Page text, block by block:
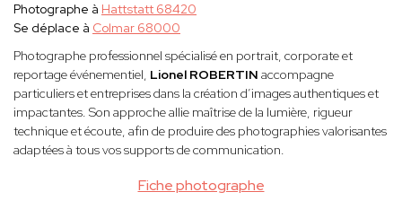
Fiche photographe
Photographe à Hattstatt 68420
Se déplace à Colmar 68000
Photographe professionnel spécialisé en portrait, corporate et
reportage événementiel, Lionel ROBERTIN accompagne
particuliers et entreprises dans la création d’images authentiques et
impactantes. Son approche allie maîtrise de la lumière, rigueur
technique et écoute, afin de produire des photographies valorisantes
adaptées à tous vos supports de communication.